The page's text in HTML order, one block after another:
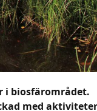
i biosfärområdet.
med